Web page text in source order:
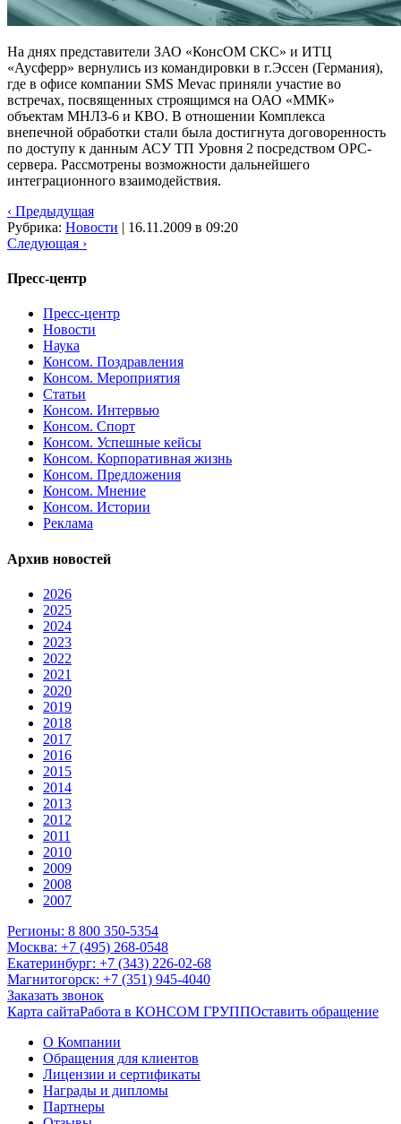
На днях представители ЗАО «КонсОМ СКС» и ИТЦ
«Аусферр» вернулись из командировки в г.Эссен (Германия),
где в офисе компании SMS Mevac приняли участие во
встречах, посвященных строящимся на ОАО «ММК»
объектам МНЛЗ-6 и КВО. В отношении Комплекса
внепечной обработки стали была достигнута договоренность
по доступу к данным АСУ ТП Уровня 2 посредством OPC-
сервера. Рассмотрены возможности дальнейшего
интеграционного взаимодействия.
‹ Предыдущая
Рубрика: Новости | 16.11.2009 в 09:20
Следующая ›
Пресс-центр
Пресс-центр
Новости
Наука
Консом. Поздравления
Консом. Мероприятия
Статьи
Консом. Интервью
Консом. Спорт
Консом. Успешные кейсы
Консом. Корпоративная жизнь
Консом. Предложения
Консом. Мнение
Консом. Истории
Реклама
Архив новостей
2026
2025
2024
2023
2022
2021
2020
2019
2018
2017
2016
2015
2014
2013
2012
2011
2010
2009
2008
2007
Регионы: 8 800 350-5354
Москва: +7 (495) 268-0548
Екатеринбург: +7 (343) 226-02-68
Магнитогорск: +7 (351) 945-4040
Заказать звонок
Карта сайтаРабота в КОНСОМ ГРУППОставить обращение
О Компании
Обращения для клиентов
Лицензии и сертификаты
Награды и дипломы
Партнеры